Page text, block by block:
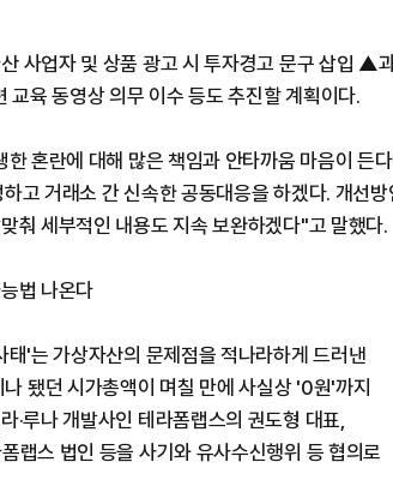
사업자 및 상품 광고 시 투자경고 문구 삽입 ▲
육 동영상 의무 이수 등도 추진할 계획이다.
혼란에 대해 많은 책임과 안타까움 마음이 든
고 거래소 간 신속한 공동대응을 하겠다. 개선방
춰 세부적인 내용도 지속 보완하겠다"고 말했다.
법 나온다
'는 가상자산의 문제점을 적나라하게 드러낸
됐던 시가총액이 며칠 만에 사실상 '0원'까지
·루나 개발사인 테라폼랩스의 권도형 대표,
랩스 법인 등을 사기와 유사수신행위 등 협의로